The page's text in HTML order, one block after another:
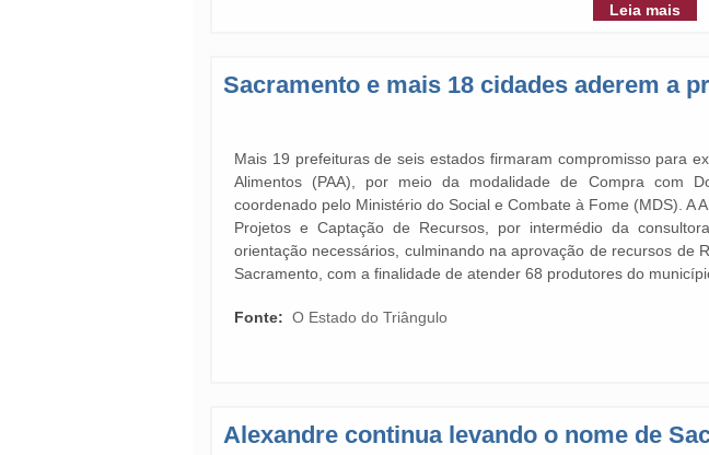
Leia mais
Sacramento e mais 18 cidades aderem a
Mais 19 prefeituras de seis estados firmaram compromisso para
Alimentos (PAA), por meio da modalidade de Compra com
coordenado pelo Ministério do Social e Combate à Fome (MDS). A
Projetos e Captação de Recursos, por intermédio da
orientação necessários, culminando na aprovação de recursos de
Sacramento, com a finalidade de atender 68 produtores do
Fonte: O Estado do Triângulo
Alexandre continua levando o nome de